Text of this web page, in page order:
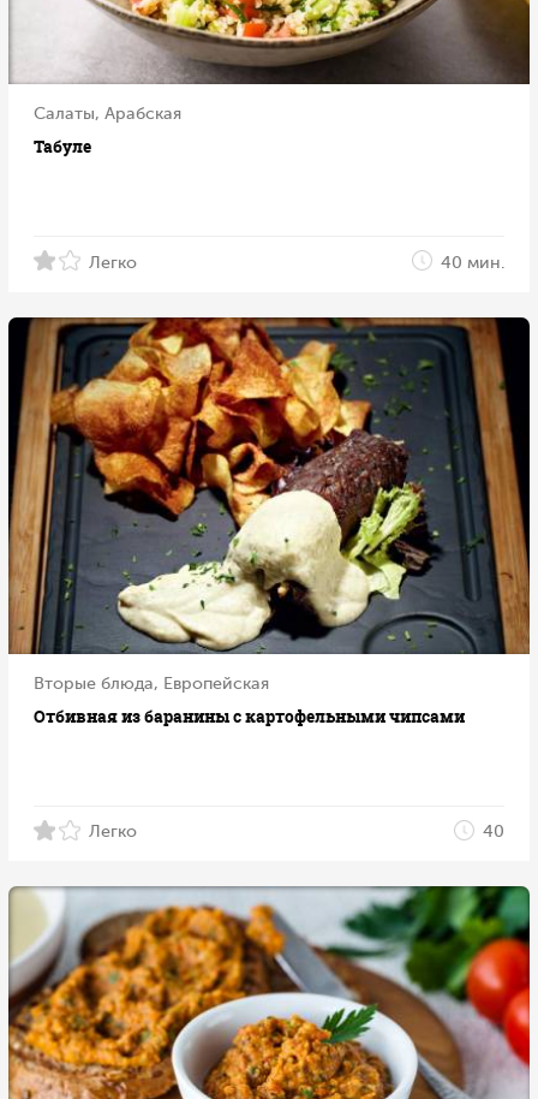
Салаты, Арабская
Табуле
Легко 40 мин.
Вторые блюда, Европейская
Отбивная из баранины с картофельными чипсами
Легко 40